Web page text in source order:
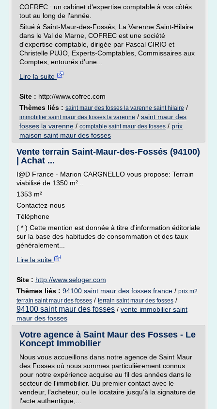
COFREC : un cabinet d'expertise comptable à vos côtés
tout au long de l'année.
Situé à Saint-Maur-des-Fossés, La Varenne Saint-Hilaire
dans le Val de Marne, COFREC est une société
d'expertise comptable, dirigée par Pascal CIRIO et
Christelle PUJO, Experts-Comptables, Commissaires aux
Comptes, entourés d'une...
Lire la suite
Site : http://www.cofrec.com
Thèmes liés : saint maur des fosses la varenne saint hilaire /
immobilier saint maur des fosses la varenne / saint maur des
fosses la varenne / comptable saint maur des fosses / prix
maison saint maur des fosses
Vente terrain Saint-Maur-des-Fossés (94100)
| Achat ...
I@D France - Marion CARGNELLO vous propose: Terrain
viabilisé de 1350 m²...
1353 m²
Contactez-nous
Téléphone
( * ) Cette mention est donnée à titre d'information éditoriale
sur la base des habitudes de consommation et des taux
généralement...
Lire la suite
Site : http://www.seloger.com
Thèmes liés : 94100 saint maur des fosses france / prix m2
terrain saint maur des fosses / terrain saint maur des fosses /
94100 saint maur des fosses / vente immobilier saint
maur des fosses
Votre agence à Saint Maur des Fosses - Le
Koncept Immobilier
Nous vous accueillons dans notre agence de Saint Maur
des Fosses où nous sommes particulièrement connus
pour notre expérience acquise au fil des années dans le
secteur de l'immobilier. Du premier contact avec le
vendeur, l'acheteur, ou le locataire jusqu'à la signature de
l'acte authentique,...